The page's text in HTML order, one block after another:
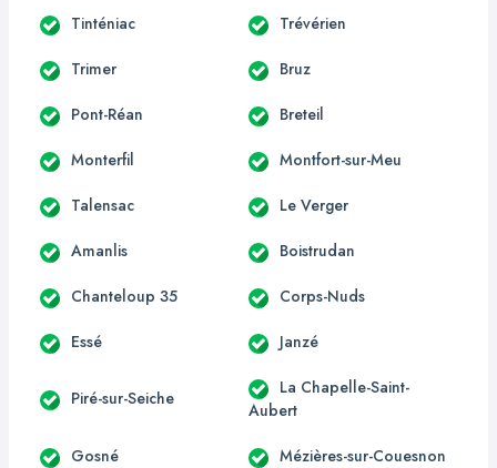
Tinténiac Trévérien
Trimer Bruz
Pont-Réan Breteil
Monterfil Montfort-sur-Meu
Talensac Le Verger
Amanlis Boistrudan
Chanteloup 35 Corps-Nuds
Essé Janzé
Piré-sur-Seiche
La Chapelle-Saint-
Aubert
Gosné Mézières-sur-Couesnon